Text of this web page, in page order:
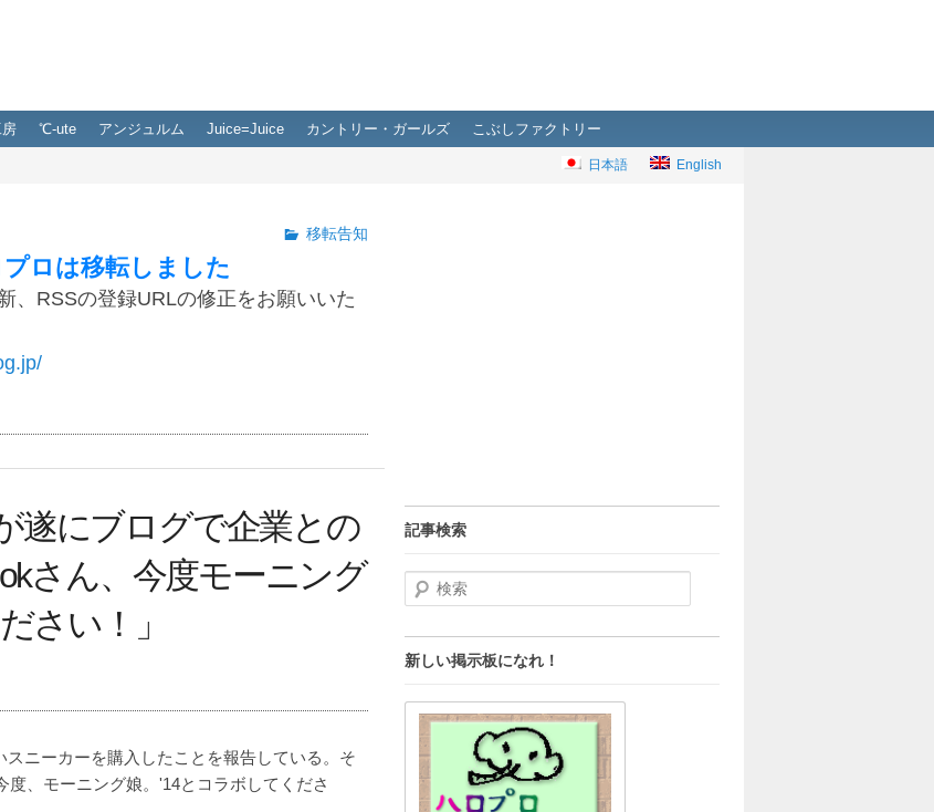
房 ℃-ute アンジュルム Juice=Juice カントリー・ガールズ こぶしファクトリー
日本語 English
移転告知
ロは移転しました
、RSSの登録URLの修正をお願いいた
遂にブログで企業との
さん、今度モーニング
さい！」
ニーカーを購入したことを報告している。そ
、モーニング娘。'14とコラボしてくださ
記事検索
検索
新しい掲示板になれ！